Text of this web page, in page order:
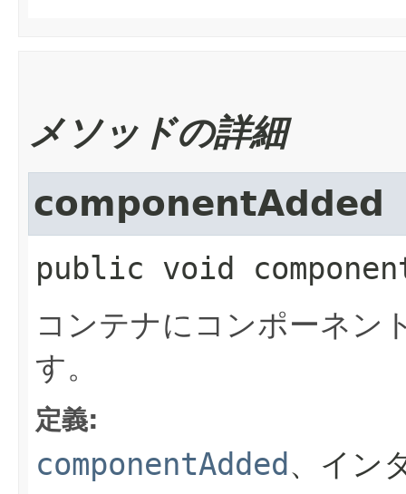
メソッドの詳細
componentAdded
public void
コンテナにコンポーネン
す。
定義:
componentAdded、イン